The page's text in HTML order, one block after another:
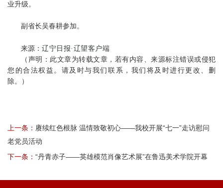
业升级。
副省长吴春耕参加。
来源： 辽宁日报·辽望客户端
（声明：此文章为转载文章，若有内容、来源标注错误或侵犯
您的合法权益。请及时与我们联系，我们将及时进行更改、删
除。）
上一条： 赓续红色根脉 温情致敬初心——我校开展“七一”走访慰问
老党员活动
下一条： “丹青赤子——英雄模范肖像艺术展”在鲁迅美术学院开幕